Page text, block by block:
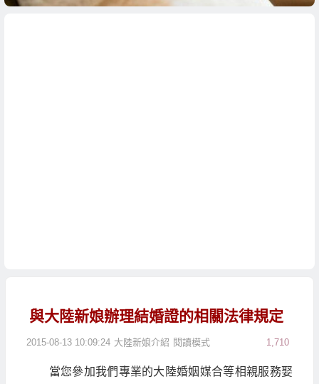
與大陸新娘辦理結婚證的相關法律規定
2015-08-13 10:09:24 大陸新娘介紹 1,710
閱讀模式
當您參加我們專業的大陸婚姻媒合等相親服務娶